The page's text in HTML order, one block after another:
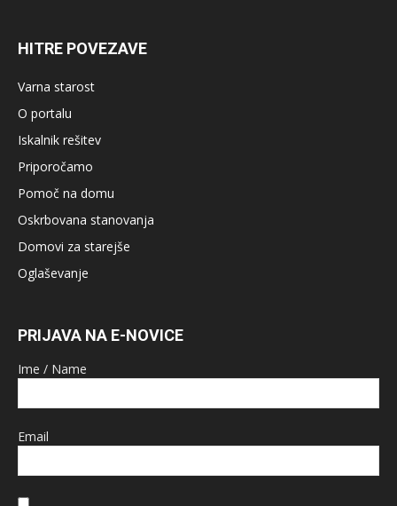
HITRE POVEZAVE
Varna starost
O portalu
Iskalnik rešitev
Priporočamo
Pomoč na domu
Oskrbovana stanovanja
Domovi za starejše
Oglaševanje
PRIJAVA NA E-NOVICE
Ime / Name
Email